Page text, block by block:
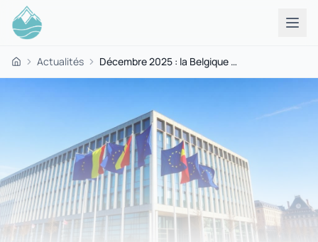
AccueilActualités Décembre 2025 : la Belgique épinglée par Bruxelles pour défaillances sur l'eau potable — et elle n'est pas seule